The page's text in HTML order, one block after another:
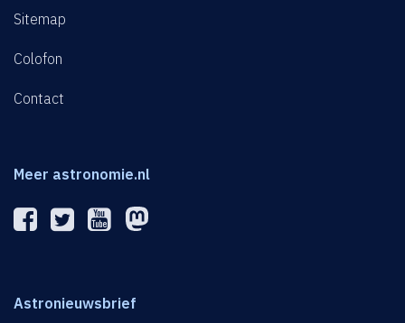
Sitemap
Colofon
Contact
Meer astronomie.nl
Astronieuwsbrief